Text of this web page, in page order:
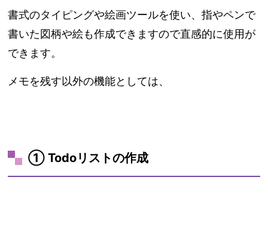
書式のタイピングや絵画ツールを使い、指やペンで
書いた図柄や絵も作成できますので直感的に使用が
できます。
メモを残す以外の機能としては、
① Todoリストの作成